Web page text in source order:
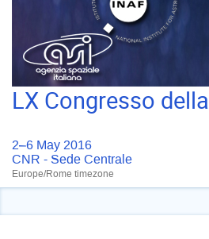
LX Congresso
2–6 May 2016
CNR - Sede Centrale
Europe/Rome timezone